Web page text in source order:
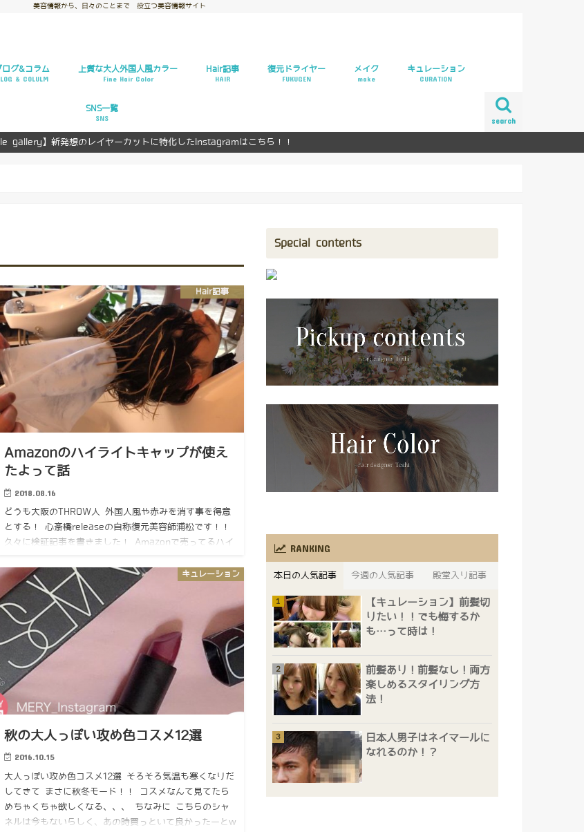
美容情報から、日々のことまで 役立つ美容情報サイト
search
ログ&コラム
& COLULM
上質な大人外国人風カラー
Fine Hair Color
Hair記事
HAIR
復元ドライヤー
FUKUGEN
メイク
make
キュレーション
CURATION
SNS一覧
SNS
Facebook
Twitter
gallery】新発想のレイヤーカットに特化したInstagramはこちら！！
Hair記事
Amazonのハイライトキャップが使え
たよって話
2018.08.16
どうも大阪のTHROW人 外国人風や赤みを消す事を得意
とする！ 心斎橋releaseの自称復元美容師浦松です！！
久々に検証記事を書きました！ Amazonで売ってるハイ
キュレーション
秋の大人っぽい攻め色コスメ12選
2016.10.15
大人っぽい攻め色コスメ12選 そろそろ気温も寒くなりだ
してきて まさに秋冬モード！！ コスメなんて見てたら
めちゃくちゃ欲しくなる、、、 ちなみに こちらのシャ
ネルは今もないらしく、あの時買っといて良かったーとw
Special contents
RANKING
本日の人気記事 今週の人気記事 殿堂入り記事
【キュレーション】前髪切
りたい！！でも悔するか
も…って時は！
前髪あり！前髪なし！両方
楽しめるスタイリング方
法！
日本人男子はネイマールに
なれるのか！？